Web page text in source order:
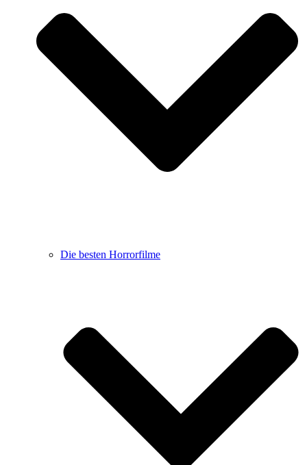
Die besten Horrorfilme